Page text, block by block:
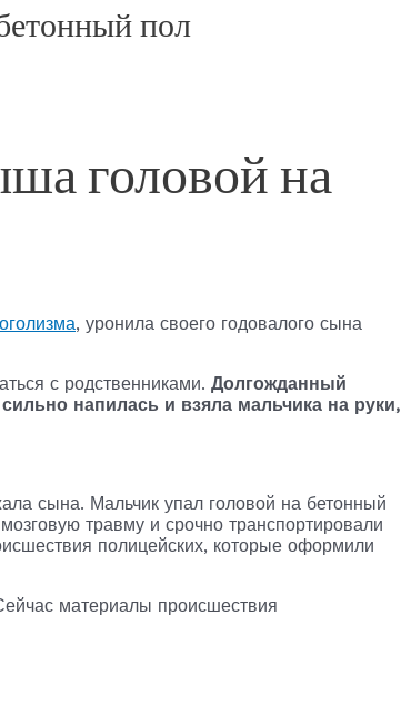
пол
головой на
, уронила своего годовалого сына
с родственниками. Долгожданный
напилась и взяла мальчика на руки,
сына. Мальчик упал головой на бетонный
травму и срочно транспортировали
полицейских, которые оформили
материалы происшествия